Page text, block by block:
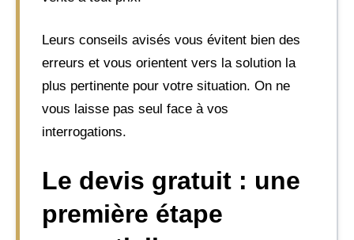
Leurs conseils avisés vous évitent bien des
erreurs et vous orientent vers la solution la
plus pertinente pour votre situation. On ne
vous laisse pas seul face à vos
interrogations.
Le devis gratuit : une
première étape